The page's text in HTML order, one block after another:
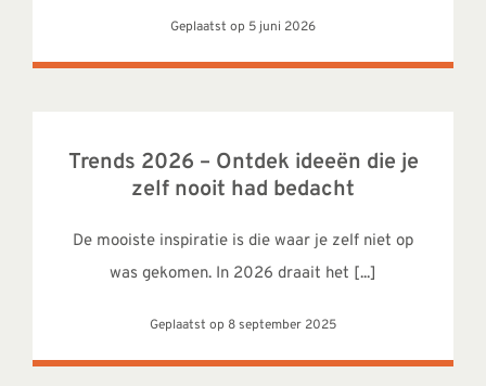
Geplaatst op 5 juni 2026
Trends 2026 – Ontdek ideeën die je
zelf nooit had bedacht
De mooiste inspiratie is die waar je zelf niet op
was gekomen. In 2026 draait het [...]
Geplaatst op 8 september 2025